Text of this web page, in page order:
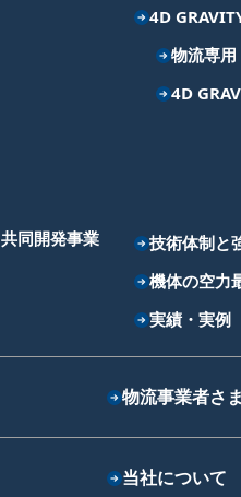
4D
物流専
4D
同開発事業
技術体制と
機体の空力
実績・実例
物流事業者さ
当社について